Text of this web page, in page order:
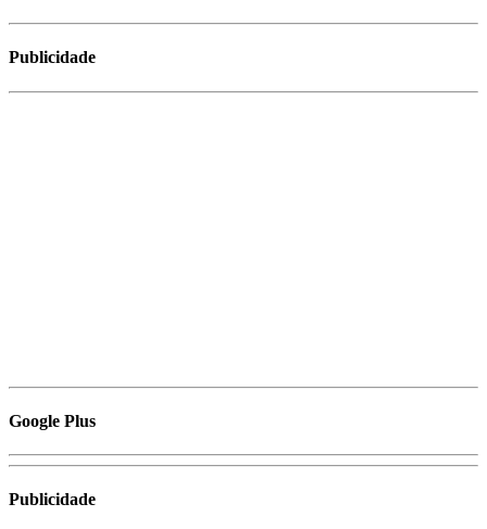
Publicidade
Google Plus
Publicidade